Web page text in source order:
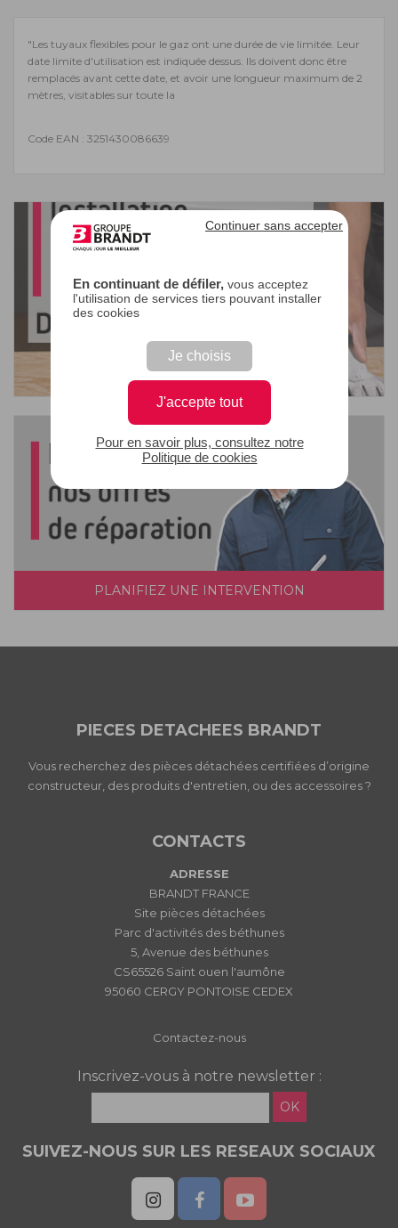
En continuant de défiler, vous acceptez
l'utilisation de services tiers pouvant installer
des cookies
Je choisis
J'accepte tout
Continuer sans accepter
Pour en savoir plus, consultez notre
Politique de cookies
"Les tuyaux flexibles pour le gaz ont une durée de vie limitée. Leur
date limite d'utilisation est indiquée dessus. Ils doivent donc être
remplacés avant cette date, et avoir une longueur maximum de 2
mètres, visitables sur toute la
Code EAN : 3251430086639
PLANIFIEZ UNE INTERVENTION
PIECES DETACHEES BRANDT
Vous recherchez des pièces détachées certifiées d’origine
constructeur, des produits d'entretien, ou des accessoires ?
CONTACTS
ADRESSE
BRANDT FRANCE
Site pièces détachées
Parc d'activités des béthunes
5, Avenue des béthunes
CS65526 Saint ouen l'aumône
95060 CERGY PONTOISE CEDEX
Contactez-nous
Inscrivez-vous à notre newsletter :
OK
SUIVEZ-NOUS SUR LES RESEAUX SOCIAUX